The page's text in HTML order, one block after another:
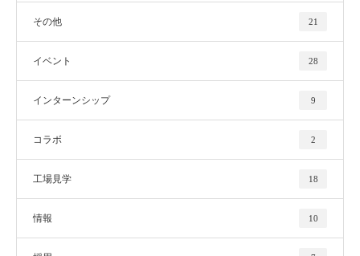
その他 21
イベント 28
インターンシップ 9
コラボ 2
工場見学 18
情報 10